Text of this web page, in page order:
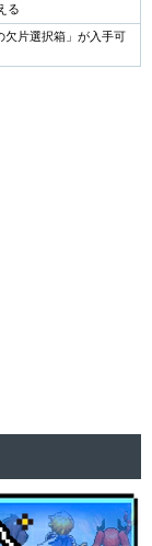
る
欠片選択箱」が入手可